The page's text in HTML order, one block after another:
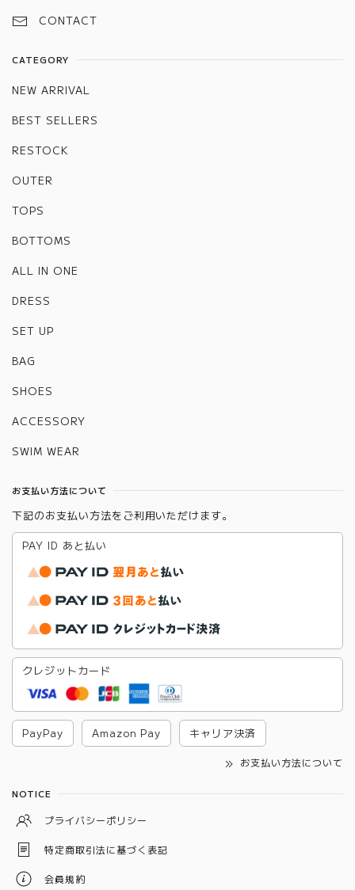
CONTACT
CATEGORY
NEW ARRIVAL
BEST SELLERS
RESTOCK
OUTER
TOPS
BOTTOMS
ALL IN ONE
DRESS
SET UP
BAG
SHOES
ACCESSORY
SWIM WEAR
お支払い方法について
下記のお支払い方法をご利用いただけます。
PAY ID あと払い
クレジットカード
PayPay Amazon Pay キャリア決済
お支払い方法について
NOTICE
プライバシーポリシー
特定商取引法に基づく表記
会員規約